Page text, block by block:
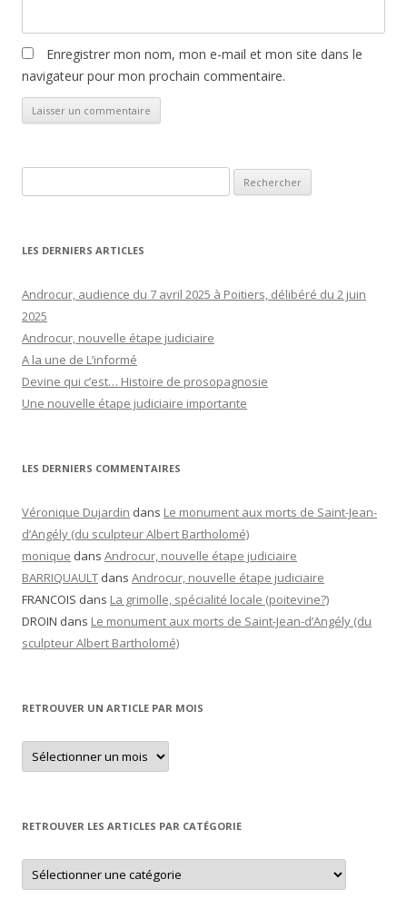
Enregistrer mon nom, mon e-mail et mon site dans le
navigateur pour mon prochain commentaire.
LES DERNIERS ARTICLES
Androcur, audience du 7 avril 2025 à Poitiers, délibéré du 2 juin
2025
Androcur, nouvelle étape judiciaire
A la une de L’informé
Devine qui c’est… Histoire de prosopagnosie
Une nouvelle étape judiciaire importante
LES DERNIERS COMMENTAIRES
Véronique Dujardin dans Le monument aux morts de Saint-Jean-
d’Angély (du sculpteur Albert Bartholomé)
monique dans Androcur, nouvelle étape judiciaire
BARRIQUAULT dans Androcur, nouvelle étape judiciaire
FRANCOIS dans La grimolle, spécialité locale (poitevine?)
DROIN dans Le monument aux morts de Saint-Jean-d’Angély (du
sculpteur Albert Bartholomé)
RETROUVER UN ARTICLE PAR MOIS
Retrouver
un
article
RETROUVER LES ARTICLES PAR CATÉGORIE
Retrouver
les
articles